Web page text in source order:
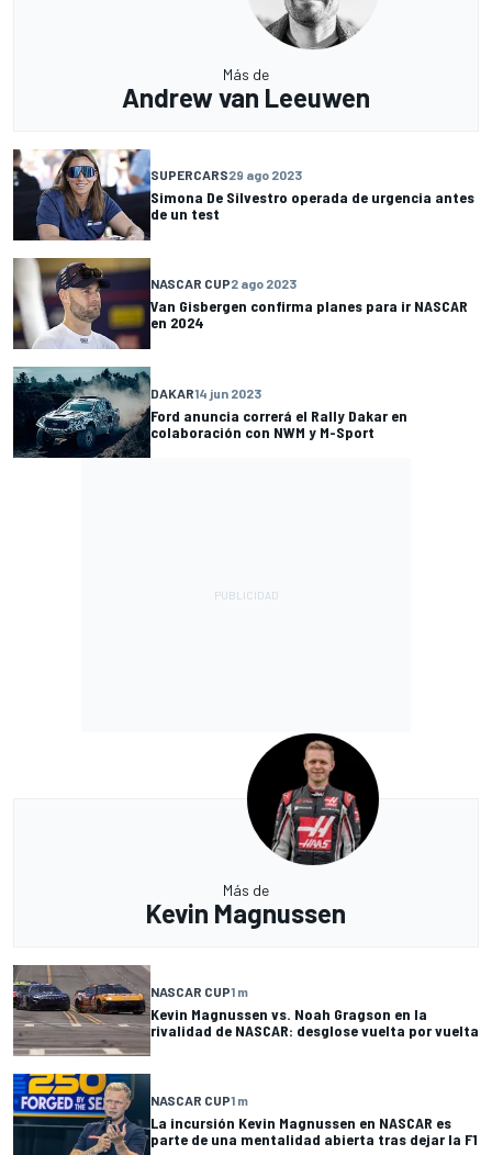
Más de
Andrew van Leeuwen
SUPERCARS29 ago 2023
Simona De Silvestro operada de urgencia antes
de un test
NASCAR CUP2 ago 2023
Van Gisbergen confirma planes para ir NASCAR
en 2024
DAKAR14 jun 2023
Ford anuncia correrá el Rally Dakar en
colaboración con NWM y M-Sport
Más de
Kevin Magnussen
NASCAR CUP1 m
Kevin Magnussen vs. Noah Gragson en la
rivalidad de NASCAR: desglose vuelta por vuelta
NASCAR CUP1 m
La incursión Kevin Magnussen en NASCAR es
parte de una mentalidad abierta tras dejar la F1